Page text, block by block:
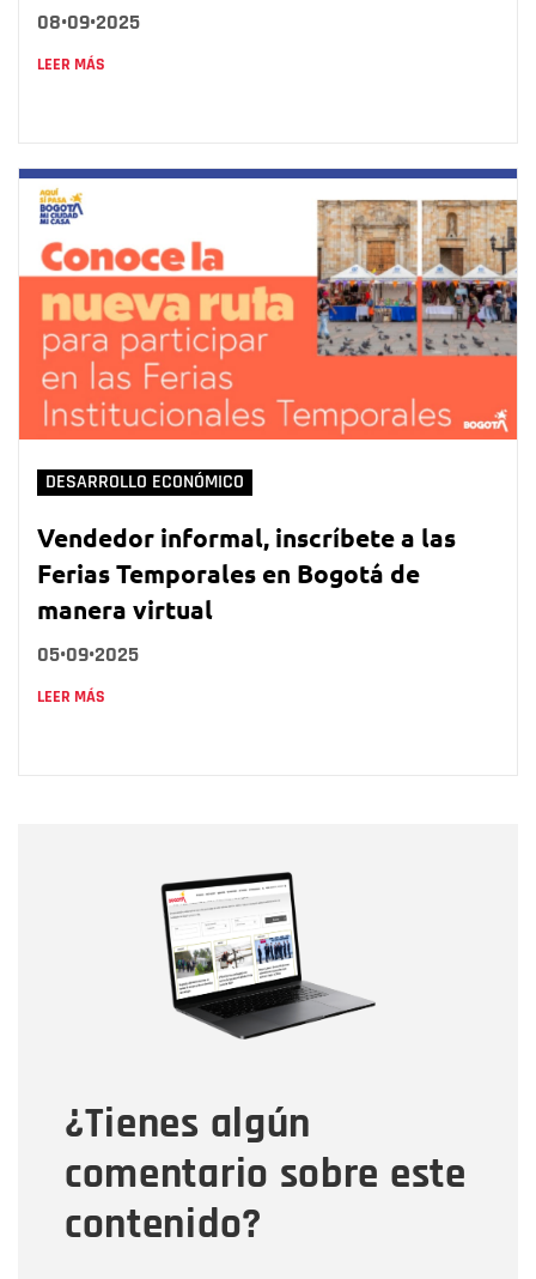
08•09•2025
LEER MÁS
DESARROLLO ECONÓMICO
Vendedor informal, inscríbete a las
Ferias Temporales en Bogotá de
manera virtual
05•09•2025
LEER MÁS
¿Tienes algún
comentario sobre este
contenido?
Correo electrónico
Tipo de comentario
Mensaje